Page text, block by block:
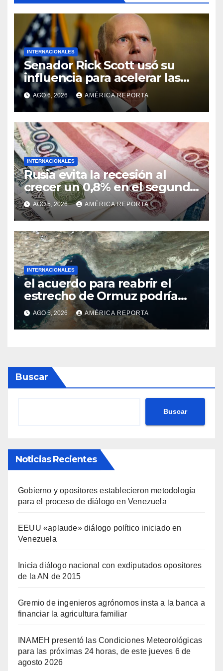
INTERNACIONALES
Senador Rick Scott usó su
influencia para acelerar las
elecciones en Venezuela
AGO 6, 2026 AMÉRICA REPORTA
INTERNACIONALES
Rusia evita la recesión al
crecer un 0,8% en el segundo
trimestre
AGO 5, 2026 AMÉRICA REPORTA
INTERNACIONALES
el acuerdo para reabrir el
estrecho de Ormuz podría
concretarse esta semana
AGO 5, 2026 AMÉRICA REPORTA
Buscar
Buscar
Noticias Recientes
Gobierno y opositores establecieron metodología
para el proceso de diálogo en Venezuela
EEUU «aplaude» diálogo político iniciado en
Venezuela
Inicia diálogo nacional con exdiputados opositores
de la AN de 2015
Gremio de ingenieros agrónomos insta a la banca a
financiar la agricultura familiar
INAMEH presentó las Condiciones Meteorológicas
para las próximas 24 horas, de este jueves 6 de
agosto 2026